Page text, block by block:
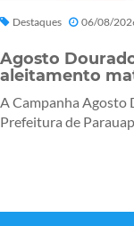
Destaques 06/08/
Agosto
aleitamento
A Campanha Agosto
Prefeitura de